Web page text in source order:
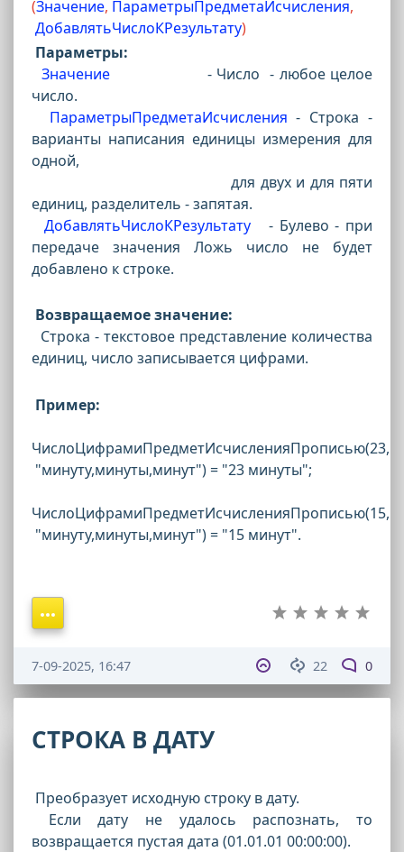
(Значение, ПараметрыПредметаИсчисления,
ДобавлятьЧислоКРезультату)
Параметры:
Значение - Число - любое целое
число.
ПараметрыПредметаИсчисления- Строка -
варианты написания единицы измерения для
одной,
для двух и для пяти
единиц, разделитель - запятая.
ДобавлятьЧислоКРезультату - Булево - при
передаче значения Ложь число не будет
добавлено к строке.
Возвращаемое значение:
Строка - текстовое представление количества
единиц, число записывается цифрами.
Пример:
ЧислоЦифрамиПредметИсчисленияПрописью(23,
"минуту,минуты,минут") = "23 минуты";
ЧислоЦифрамиПредметИсчисленияПрописью(15,
"минуту,минуты,минут") = "15 минут".
22 0
7-09-2025, 16:47
СТРОКА В ДАТУ
Преобразует исходную строку в дату.
Если дату не удалось распознать, то
возвращается пустая дата (01.01.01 00:00:00).